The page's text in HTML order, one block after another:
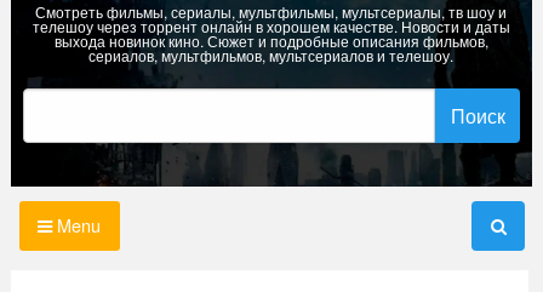
Смотреть фильмы, сериалы, мультфильмы, мультсериалы, тв шоу и
телешоу через торрент онлайн в хорошем качестве. Новости и даты
выхода новинок кино. Сюжет и подробные описания фильмов,
сериалов, мультфильмов, мультсериалов и телешоу.
Menu